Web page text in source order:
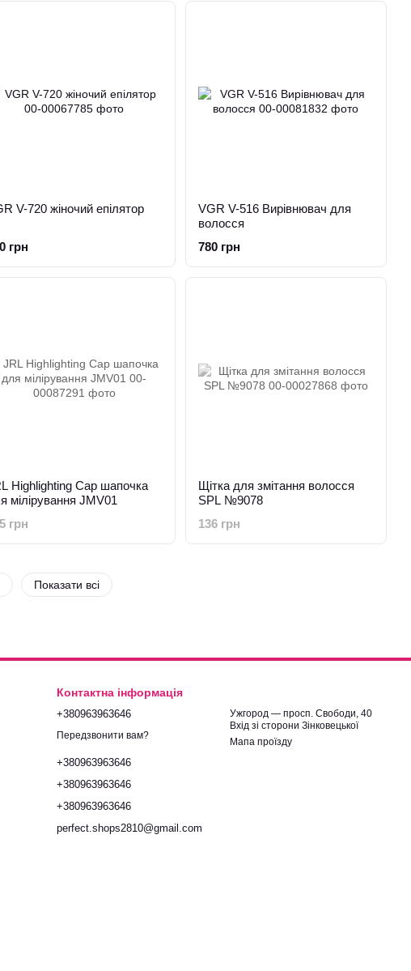
V-720 жіночий епілятор
грн
VGR V-516 Вирівнювач для
волосся
780 грн
Highlighting Cap шапочка
мілірування JMV01
грн
Щітка для змітання волосся
SPL №9078
136 грн
Показати всі
Контактна інформація
+380963963646
Передзвонити вам?
+380963963646
+380963963646
+380963963646
perfect.shops2810@gmail.com
Ужгород — просп. Свободи, 40
Вхід зі сторони Зінковецької
Мапа проїзду